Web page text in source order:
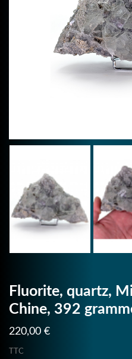
Fluorite, quartz,
Chine, 392
220,00 €
TTC